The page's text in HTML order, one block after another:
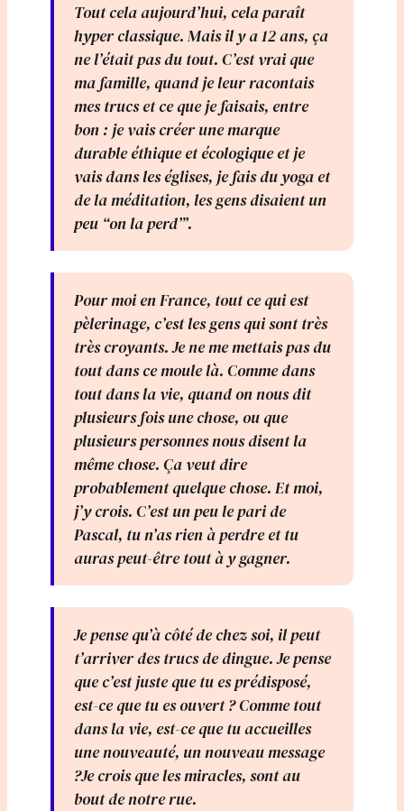
Tout cela aujourd’hui, cela paraît
hyper classique. Mais il y a 12 ans, ça
ne l’était pas du tout. C’est vrai que
ma famille, quand je leur racontais
mes trucs et ce que je faisais, entre
bon : je vais créer une marque
durable éthique et écologique et je
vais dans les églises, je fais du yoga et
de la méditation, les gens disaient un
peu “on la perd”’.
Pour moi en France, tout ce qui est
pèlerinage, c’est les gens qui sont très
très croyants. Je ne me mettais pas du
tout dans ce moule là. Comme dans
tout dans la vie, quand on nous dit
plusieurs fois une chose, ou que
plusieurs personnes nous disent la
même chose. Ça veut dire
probablement quelque chose. Et moi,
j’y crois. C’est un peu le pari de
Pascal, tu n’as rien à perdre et tu
auras peut-être tout à y gagner.
Je pense qu’à côté de chez soi, il peut
t’arriver des trucs de dingue. Je pense
que c’est juste que tu es prédisposé,
est-ce que tu es ouvert ? Comme tout
dans la vie, est-ce que tu accueilles
une nouveauté, un nouveau message
?Je crois que les miracles, sont au
bout de notre rue.